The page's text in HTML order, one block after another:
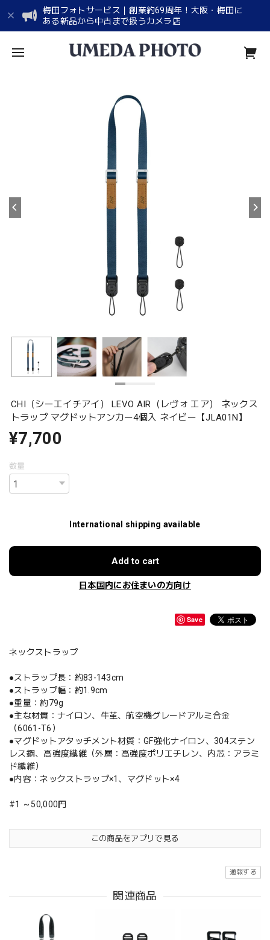
梅田フォトサービス｜創業約69周年！大阪・梅田に
ある新品から中古まで扱うカメラ店
CHI（シーエイチアイ） LEVO AIR（レヴォ エア） ネックス
トラップ マグドットアンカー4個入 ネイビー【JLA01N】
¥7,700
数量
International shipping available
Add to cart
日本国内にお住まいの方向け
Save
ネックストラップ
●ストラップ長：約83-143cm
●ストラップ幅：約1.9cm
●重量：約79g
●主な材質：ナイロン、牛革、航空機グレードアルミ合金
（6061-T6）
●マグドットアタッチメント材質：GF強化ナイロン、304ステン
レス鋼、高強度繊維（外層：高強度ポリエチレン、内芯：アラミ
ド繊維）
●内容：ネックストラップ×1、マグドット×4
#1 ～50,000円
この商品をアプリで見る
通報する
関連商品